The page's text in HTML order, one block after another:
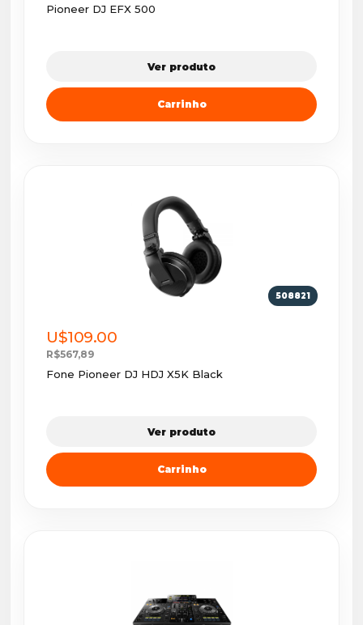
Pioneer DJ EFX 500
Ver produto
Carrinho
508821
U$109.00
R$567,89
Fone Pioneer DJ HDJ X5K Black
Ver produto
Carrinho